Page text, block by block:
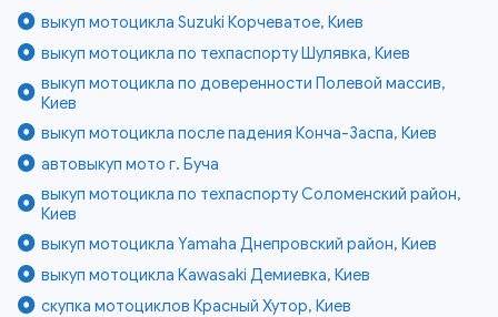
выкуп мотоцикла Suzuki Корчеватое, Киев
выкуп мотоцикла по техпаспорту Шулявка, Киев
выкуп мотоцикла по доверенности Полевой массив,
Киев
выкуп мотоцикла после падения Конча-Заспа, Киев
автовыкуп мото г. Буча
выкуп мотоцикла по техпаспорту Соломенский район,
Киев
выкуп мотоцикла Yamaha Днепровский район, Киев
выкуп мотоцикла Kawasaki Демиевка, Киев
скупка мотоциклов Красный Хутор, Киев